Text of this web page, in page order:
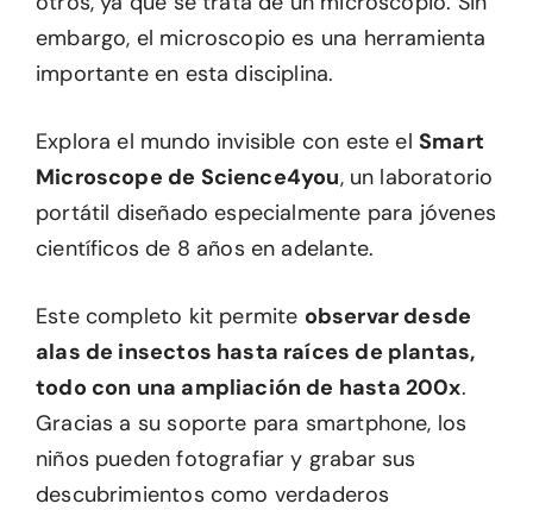
embargo, el microscopio es una herramienta
importante en esta disciplina.
Explora el mundo invisible con este elSmart
Microscope de Science4you, un laboratorio
portátil diseñado especialmente para jóvenes
científicos de 8 años en adelante.
Este completo kit permite observar desde
alas de insectos hasta raíces de plantas,
todo con una ampliación de hasta 200x.
Gracias a su soporte para smartphone, los
niños pueden fotografiar y grabar sus
descubrimientos como verdaderos